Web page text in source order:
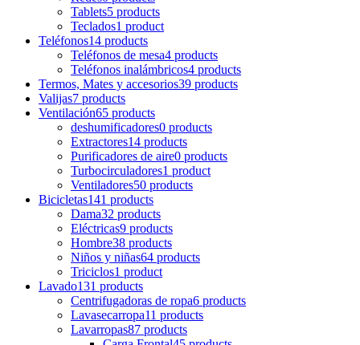
Tablets5 products
Teclados1 product
Teléfonos14 products
Teléfonos de mesa4 products
Teléfonos inalámbricos4 products
Termos, Mates y accesorios39 products
Valijas7 products
Ventilación65 products
deshumificadores0 products
Extractores14 products
Purificadores de aire0 products
Turbocirculadores1 product
Ventiladores50 products
Bicicletas141 products
Dama32 products
Eléctricas9 products
Hombre38 products
Niños y niñas64 products
Triciclos1 product
Lavado131 products
Centrifugadoras de ropa6 products
Lavasecarropa11 products
Lavarropas87 products